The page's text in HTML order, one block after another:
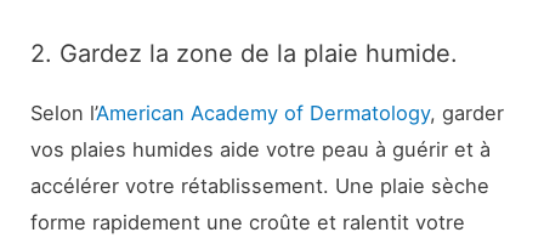
2. Gardez la zone de la plaie humide.
Selon l’American Academy of Dermatology, garder
vos plaies humides aide votre peau à guérir et à
accélérer votre rétablissement. Une plaie sèche
forme rapidement une croûte et ralentit votre